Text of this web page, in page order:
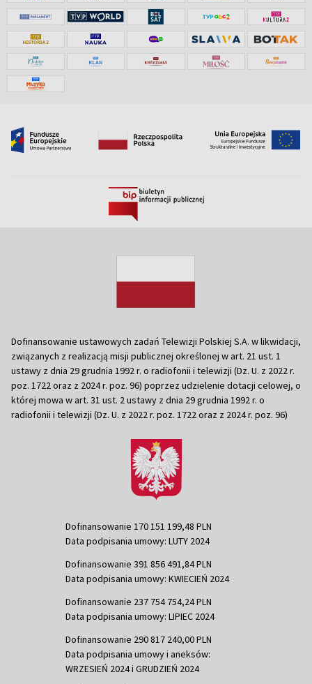
Dofinansowanie ustawowych zadań Telewizji Polskiej S.A. w likwidacji,
związanych z realizacją misji publicznej określonej w art. 21 ust. 1
ustawy z dnia 29 grudnia 1992 r. o radiofonii i telewizji (Dz. U. z 2022 r.
poz. 1722 oraz z 2024 r. poz. 96) poprzez udzielenie dotacji celowej, o
której mowa w art. 31 ust. 2 ustawy z dnia 29 grudnia 1992 r. o
radiofonii i telewizji (Dz. U. z 2022 r. poz. 1722 oraz z 2024 r. poz. 96)
Dofinansowanie 170 151 199,48 PLN
Data podpisania umowy: LUTY 2024
Dofinansowanie 391 856 491,84 PLN
Data podpisania umowy: KWIECIEŃ 2024
Dofinansowanie 237 754 754,24 PLN
Data podpisania umowy: LIPIEC 2024
Dofinansowanie 290 817 240,00 PLN
Data podpisania umowy i aneksów:
WRZESIEŃ 2024 i GRUDZIEŃ 2024